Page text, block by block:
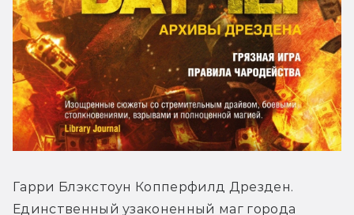
Гарри Блэкстоун Копперфилд Дрезден.
Единственный узаконенный маг города